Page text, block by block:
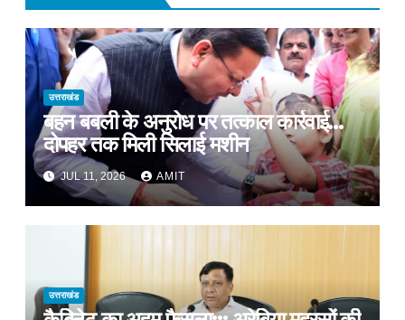
उत्तराखंड
बहन बबली के अनुरोध पर तत्काल कार्रवाई…
दोपहर तक मिली सिलाई मशीन
JUL 11, 2026 AMIT
उत्तराखंड